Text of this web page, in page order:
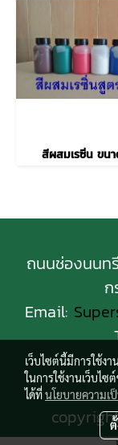
สีผสมเรซิ่น ขน
ถนนช่องนนท
ก
Email:
เว็บไซต์นี้มีการใช้ง
ในการใช้งานเว็บไ
ได้ที่นโยบายความเ